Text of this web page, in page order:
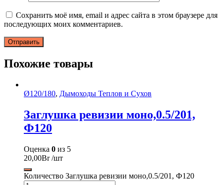
Сохранить моё имя, email и адрес сайта в этом браузере для
последующих моих комментариев.
Похожие товары
Ø120/180, Дымоходы Теплов и Сухов
Заглушка ревизии моно,0.5/201,
Ф120
Оценка 0 из 5
20,00Br/шт
Количество Заглушка ревизии моно,0.5/201, Ф120